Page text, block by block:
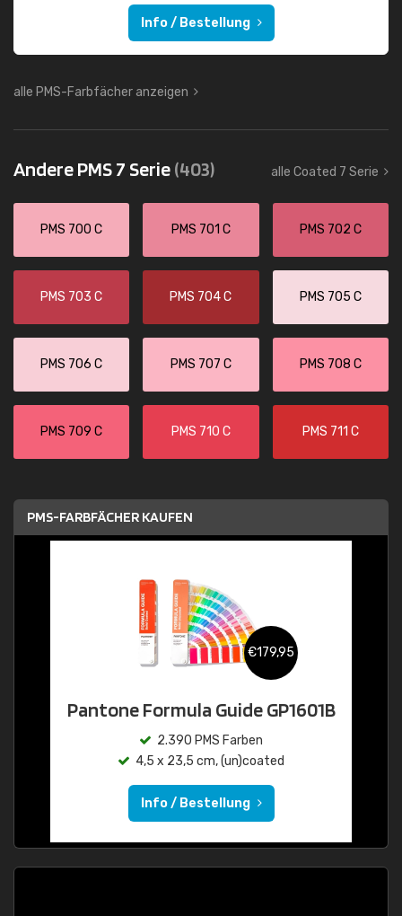
Info / Bestellung
alle PMS-Farbfächer anzeigen
Andere PMS 7 Serie(403) alle Coated 7 Serie
PMS 700 C PMS 701 C PMS 702 C
PMS 703 C PMS 704 C PMS 705 C
PMS 706 C PMS 707 C PMS 708 C
PMS 709 C PMS 710 C PMS 711 C
PMS-FARBFÄCHER KAUFEN
€179,95
Pantone Formula Guide GP1601B
2.390 PMS Farben
4,5 x 23,5 cm, (un)coated
Info / Bestellung